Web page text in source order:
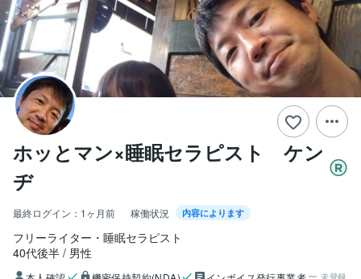
ホッとマン×睡眠セラピスト ケン
ヂ
最終ログイン： 1ヶ月前 稼働状況 内容によります
フリーライター・睡眠セラピスト
40代後半
男性
未登録